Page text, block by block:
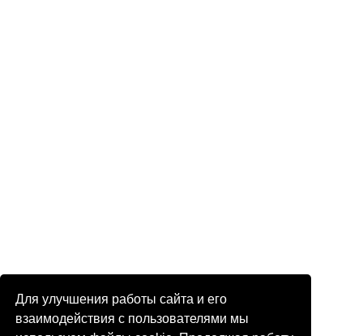
Для улучшения работы сайта и его
взаимодействия с пользователями мы